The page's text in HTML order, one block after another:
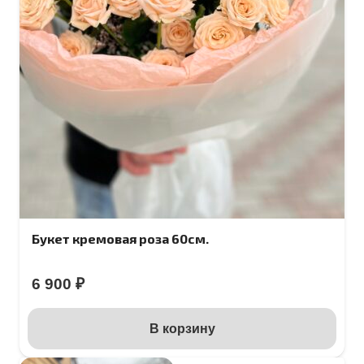
Букет кремовая роза 60см.
6 900 ₽
В корзину